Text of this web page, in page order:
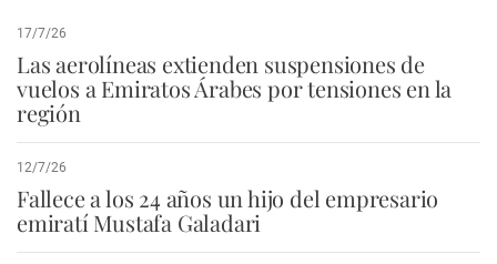
17/7/26
Las aerolíneas extienden suspensiones de
vuelos a Emiratos Árabes por tensiones en la
región
12/7/26
Fallece a los 24 años un hijo del empresario
emiratí Mustafa Galadari